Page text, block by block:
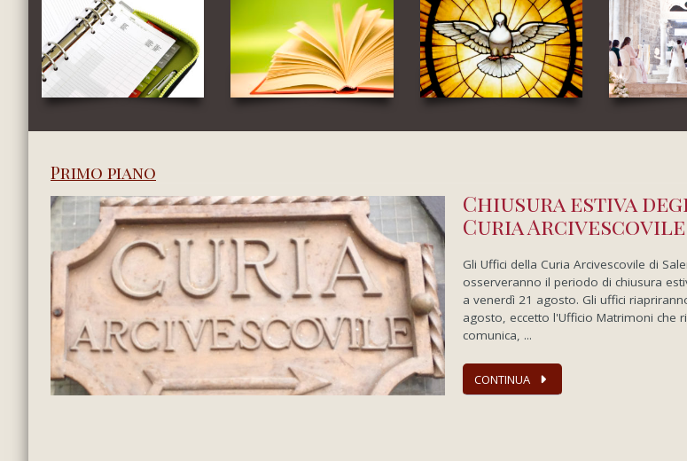
Primo piano
Chiusura estiva
Curia Arcivescovile
Gli Uffici della Curia Arcivescovile di
osserveranno il periodo di chiusura
a venerdì 21 agosto. Gli uffici
agosto, eccetto l'Ufficio Matrimoni che
comunica, ...
CONTINUA